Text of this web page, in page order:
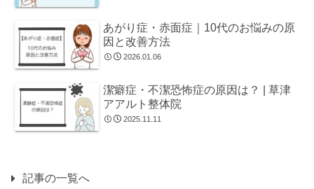
あがり症・赤面症｜10代のお悩みの原
因と改善方法
2026.01.06
潔癖症・不潔恐怖症の原因は？ | 草津
アアルト整体院
2025.11.11
記事の一覧へ